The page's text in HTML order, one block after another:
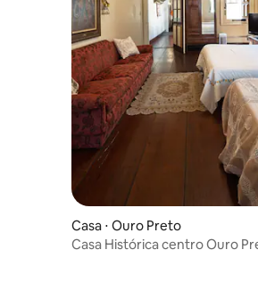
Casa ⋅ Ouro Preto
Casa Histórica centro Ouro Preto (até 7